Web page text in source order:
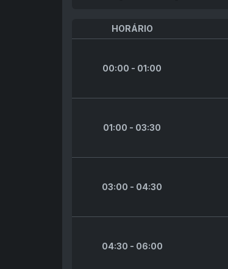
HORÁRIO
00:00 - 01:00
01:00 - 03:30
03:00 - 04:30
04:30 - 06:00